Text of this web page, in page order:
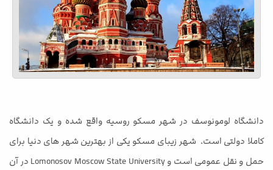
دانشگاه لومونوسف در شهر مسکو روسیه واقع شده و یک دانشگاه
کاملا دولتی است. شهر زیبای مسکو یکی از بهترین شهر های دنیا برای
حمل و نقل عمومی است و Lomonosov Moscow State University در آن